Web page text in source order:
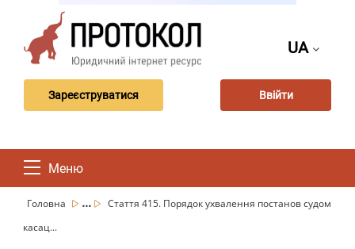
UA
Зареєструватися Ввійти
Меню
Головна ...
Стаття 415. Порядок ухвалення постанов судом
касац...